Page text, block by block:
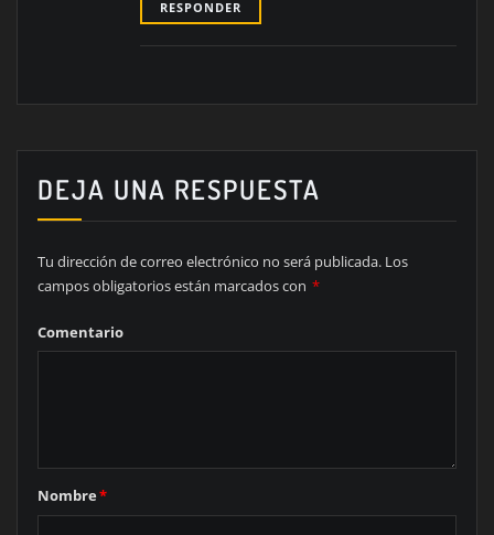
RESPONDER
DEJA UNA RESPUESTA
Tu dirección de correo electrónico no será publicada. Los
campos obligatorios están marcados con *
Comentario
Nombre*